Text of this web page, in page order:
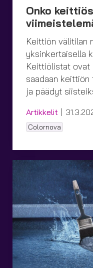
Onko
Keittiön välitilan
yksinkertaisella
Keittiölistat
saadaan
ja päädyt
Kategoriat
Artikkelit
Tagit
Colornova